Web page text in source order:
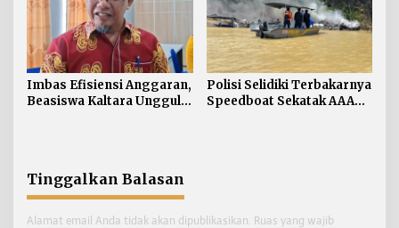
Imbas Efisiensi Anggaran,
Beasiswa Kaltara Unggul
Polisi Selidiki Terbakarnya
Speedboat Sekatak AAA
Tinggalkan Balasan
Alamat email Anda tidak akan dipublikasikan. Ruas yang wajib